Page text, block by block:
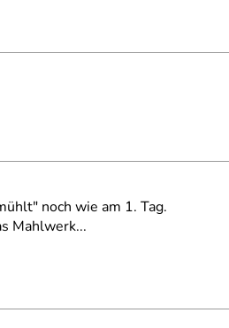
noch wie am 1. Tag.
Mahlwerk...